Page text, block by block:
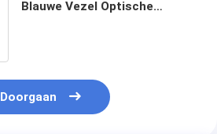
Blauwe Vezel Optische
Doorgaan